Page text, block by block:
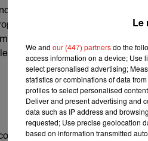
14 et samedi 15 août, le
aux visiteurs des flâneries
d’admirer les jeux de
François Saint Bris qui dirige les
vous pourrez admirer
Le
We and our (447) partnersdo the
access information on a device; Use
select personalised advertising;
statistics or combinations of data
profiles to select personalised
Deliver and present advertising and
data such as IP address and
requested; Use precise geolocation
based on information transmitted